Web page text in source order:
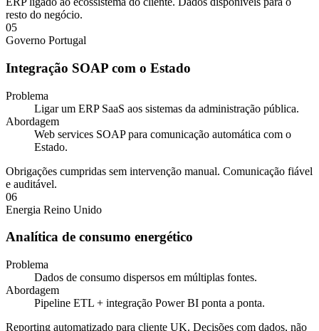
resto do negócio.
05
Governo Portugal
Integração SOAP com o Estado
Problema
Ligar um ERP SaaS aos sistemas da administração pública.
Abordagem
Web services SOAP para comunicação automática com o
Estado.
Obrigações cumpridas sem intervenção manual. Comunicação fiável
e auditável.
06
Energia Reino Unido
Analítica de consumo energético
Problema
Dados de consumo dispersos em múltiplas fontes.
Abordagem
Pipeline ETL + integração Power BI ponta a ponta.
Reporting automatizado para cliente UK. Decisões com dados, não